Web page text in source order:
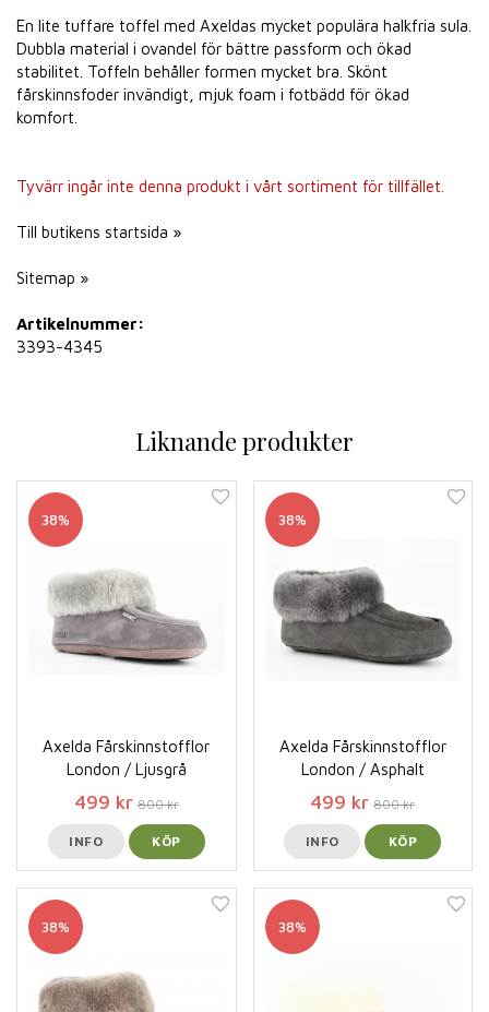
En lite tuffare toffel med Axeldas mycket populära halkfria sula.
Dubbla material i ovandel för bättre passform och ökad
stabilitet. Toffeln behåller formen mycket bra. Skönt
fårskinnsfoder invändigt, mjuk foam i fotbädd för ökad
komfort.
Tyvärr ingår inte denna produkt i vårt sortiment för tillfället.
Till butikens startsida »
Sitemap »
Artikelnummer:
3393-4345
Liknande produkter
38%
Axelda Fårskinnstofflor
London / Ljusgrå
499 kr 800 kr
INFO KÖP
38%
Axelda Fårskinnstofflor
London / Asphalt
499 kr 800 kr
INFO KÖP
38% 38%